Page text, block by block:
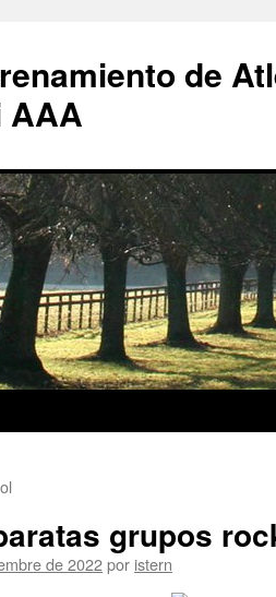
de
AAA
grupos
de 2022por istern